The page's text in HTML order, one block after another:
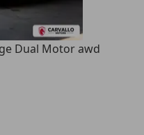
Dual Motor awd